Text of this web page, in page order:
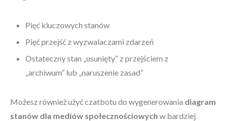
Pięć kluczowych stanów
Pięć przejść z wyzwalaczami zdarzeń
Ostateczny stan „usunięty” z przejściem z
„archiwum” lub „naruszenie zasad”
Możesz również użyć czatbotu do wygenerowania diagram
stanów dla mediów społecznościowych w bardziej